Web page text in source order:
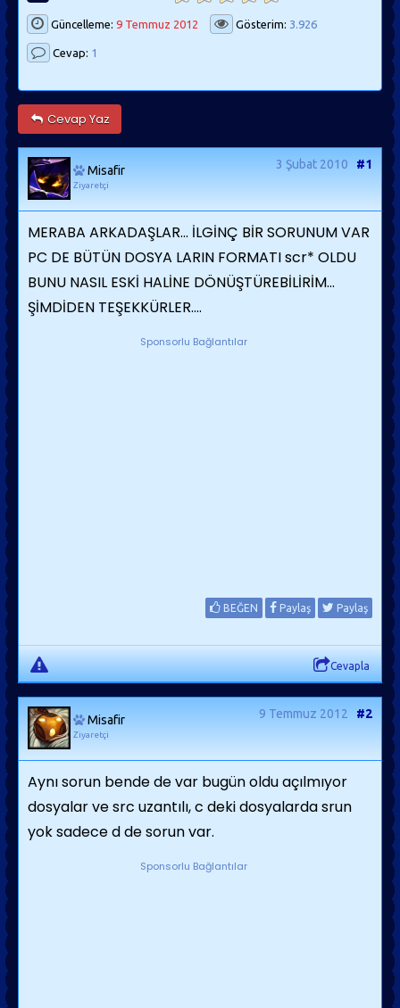
Güncelleme: 9 Temmuz 2012 Gösterim: 3.926
Cevap: 1
Cevap Yaz
Misafir
Ziyaretçi
3 Şubat 2010 #1
MERABA ARKADAŞLAR... İLGİNÇ BİR SORUNUM VAR
PC DE BÜTÜN DOSYA LARIN FORMATI scr* OLDU
BUNU NASIL ESKİ HALİNE DÖNÜŞTÜREBİLİRİM...
ŞİMDİDEN TEŞEKKÜRLER....
Sponsorlu Bağlantılar
BEĞEN Paylaş Paylaş
Cevapla
Misafir
Ziyaretçi
9 Temmuz 2012 #2
Aynı sorun bende de var bugün oldu açılmıyor
dosyalar ve src uzantılı, c deki dosyalarda srun
yok sadece d de sorun var.
Sponsorlu Bağlantılar